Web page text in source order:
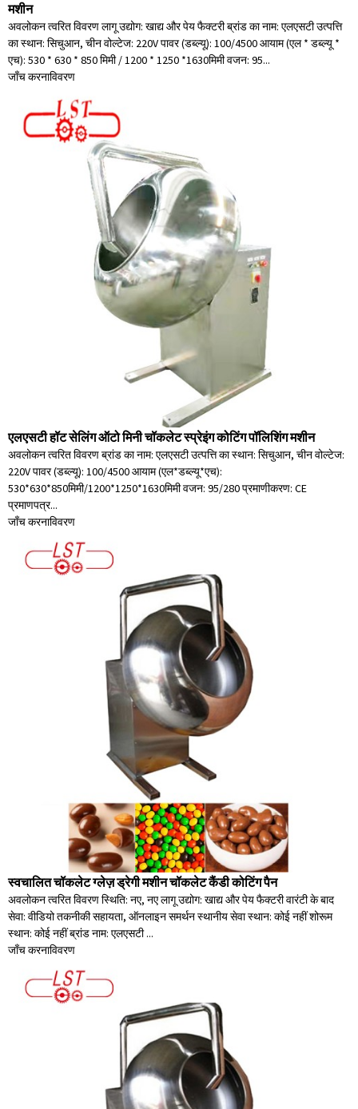
मशीन
अवलोकन त्वरित विवरण लागू उद्योग: खाद्य और पेय फैक्टरी ब्रांड का नाम: एलएसटी उत्पत्ति
का स्थान: सिचुआन, चीन वोल्टेज: 220V पावर (डब्ल्यू): 100/4500 आयाम (एल * डब्ल्यू *
एच): 530 * 630 * 850 मिमी / 1200 * 1250 *1630मिमी वजन: 95...
जाँच करनाविवरण
एलएसटी हॉट सेलिंग ऑटो मिनी चॉकलेट स्प्रेइंग कोटिंग पॉलिशिंग मशीन
अवलोकन त्वरित विवरण ब्रांड का नाम: एलएसटी उत्पत्ति का स्थान: सिचुआन, चीन वोल्टेज:
220V पावर (डब्ल्यू): 100/4500 आयाम (एल*डब्ल्यू*एच):
530*630*850मिमी/1200*1250*1630मिमी वजन: 95/280 प्रमाणीकरण: CE
प्रमाणपत्र...
जाँच करनाविवरण
स्वचालित चॉकलेट ग्लेज़ ड्रेगी मशीन चॉकलेट कैंडी कोटिंग पैन
अवलोकन त्वरित विवरण स्थिति: नए, नए लागू उद्योग: खाद्य और पेय फैक्टरी वारंटी के बाद
सेवा: वीडियो तकनीकी सहायता, ऑनलाइन समर्थन स्थानीय सेवा स्थान: कोई नहीं शोरूम
स्थान: कोई नहीं ब्रांड नाम: एलएसटी ...
जाँच करनाविवरण